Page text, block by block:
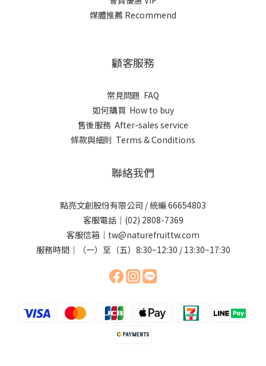
媒體推薦 Recommend
顧客服務
常見問題 FAQ
如何購買 How to buy
售後服務 After-sales service
條款與細則 Terms & Conditions
聯絡我們
點亮文創股份有限公司 / 統編 66654803
客服電話｜(02) 2808-7369
客服信箱｜tw@naturefruittw.com
服務時間｜（一）至（五）8:30~12:30 / 13:30~17:30